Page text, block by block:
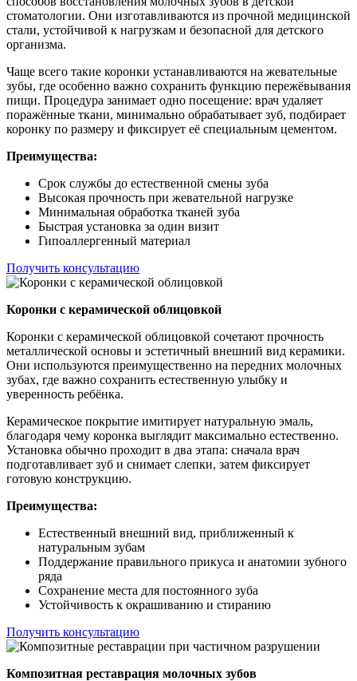
стоматологии. Они изготавливаются из прочной медицинской
стали, устойчивой к нагрузкам и безопасной для детского
организма.
Чаще всего такие коронки устанавливаются на жевательные
зубы, где особенно важно сохранить функцию пережёвывания
пищи. Процедура занимает одно посещение: врач удаляет
поражённые ткани, минимально обрабатывает зуб, подбирает
коронку по размеру и фиксирует её специальным цементом.
Преимущества:
Срок службы до естественной смены зуба
Высокая прочность при жевательной нагрузке
Минимальная обработка тканей зуба
Быстрая установка за один визит
Гипоаллергенный материал
Получить консультацию
Коронки с керамической облицовкой
Коронки с керамической облицовкой сочетают прочность
металлической основы и эстетичный внешний вид керамики.
Они используются преимущественно на передних молочных
зубах, где важно сохранить естественную улыбку и
уверенность ребёнка.
Керамическое покрытие имитирует натуральную эмаль,
благодаря чему коронка выглядит максимально естественно.
Установка обычно проходит в два этапа: сначала врач
подготавливает зуб и снимает слепки, затем фиксирует
готовую конструкцию.
Преимущества:
Естественный внешний вид, приближенный к
натуральным зубам
Поддержание правильного прикуса и анатомии зубного
ряда
Сохранение места для постоянного зуба
Устойчивость к окрашиванию и стиранию
Получить консультацию
Композитная реставрация молочных зубов